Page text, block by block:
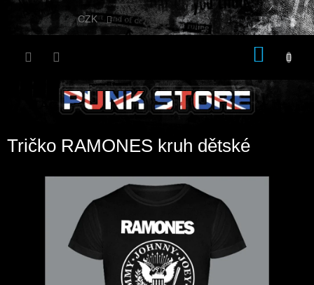
Přejít
CZK
Tričko RAMONES kruh dětské